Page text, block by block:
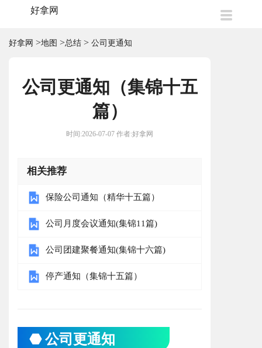
好拿网
好拿网 >地图 >总结 > 公司更通知
公司更通知（集锦十五
篇）
时间:2026-07-07 作者:好拿网
相关推荐
保险公司通知（精华十五篇）
公司月度会议通知(集锦11篇)
公司团建聚餐通知(集锦十六篇)
停产通知（集锦十五篇）
⬣ 公司更通知